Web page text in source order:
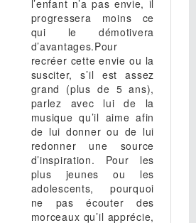
l’enfant n’a pas envie, il
progressera moins ce
qui le démotivera
d’avantages.Pour
recréer cette envie ou la
susciter, s’il est assez
grand (plus de 5 ans),
parlez avec lui de la
musique qu’il aime afin
de lui donner ou de lui
redonner une source
d’inspiration. Pour les
plus jeunes ou les
adolescents, pourquoi
ne pas écouter des
morceaux qu’il apprécie,